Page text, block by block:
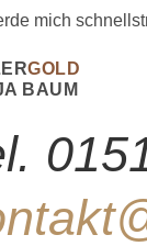
mich
GOLD
BAUM